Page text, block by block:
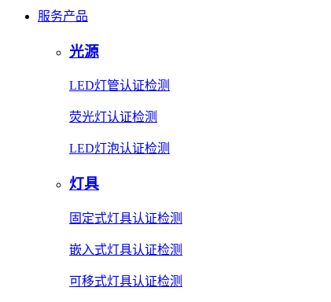
服务产品
光源
LED灯管认证检测
荧光灯认证检测
LED灯泡认证检测
灯具
固定式灯具认证检测
嵌入式灯具认证检测
可移式灯具认证检测